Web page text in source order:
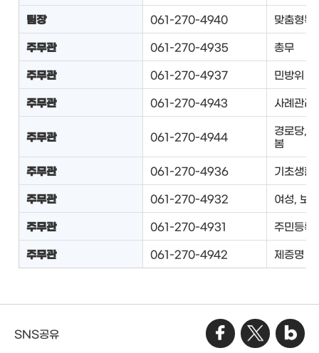
팀장 061-270-4940 맞춤형복
주무관 061-270-4935 총무
주무관 061-270-4937 민방위
주무관 061-270-4943 사례관리
주무관 061-270-4944
경로당,
봄
주무관 061-270-4936 기초생활
주무관 061-270-4932 여성, 보
주무관 061-270-4931 주민등록
주무관 061-270-4942 제증명
SNS공유